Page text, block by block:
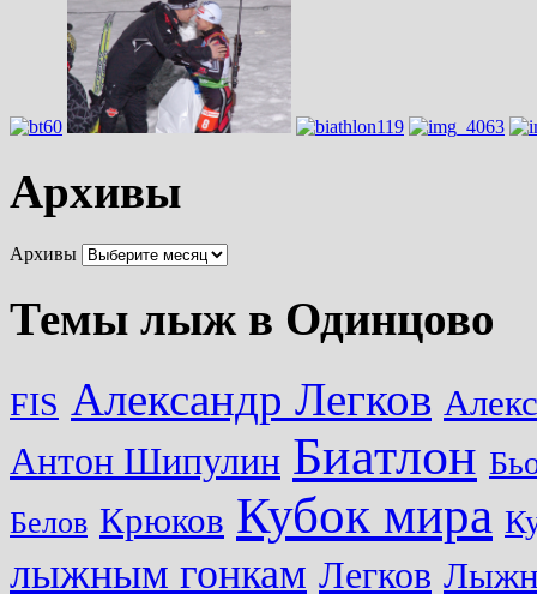
Архивы
Архивы
Темы лыж в Одинцово
FIS Александр Легков
Антон Шипулин Биатлон
Белов Крюков Кубок мира
лыжным гонкам Легков